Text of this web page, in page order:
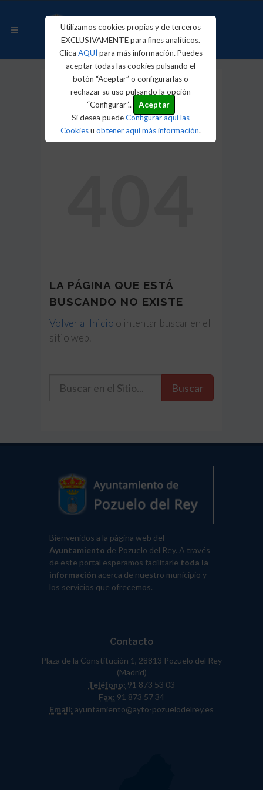
Utilizamos cookies propias y de terceros
EXCLUSIVAMENTE para fines analíticos.
Clica AQUÍ para más información. Puedes
aceptar todas las cookies pulsando el
botón “Aceptar” o configurarlas o
rechazar su uso pulsando la opción
“Configurar”..
Aceptar
Si desea puedeConfigurar aquí las
Cookiesuobtener aquí más información.
Ooopps.! Ha ocurrido un
error.
LA PÁGINA QUE ESTÁ
BUSCANDO NO EXISTE
Volver al Inicio o intentar buscar en el
sitio web.
Buscar
Bienvenidos a la página web del
Ayuntamiento de Pozuelo del Rey. A través
de este portal esperamos facilitarle toda la
información acerca de nuestro municipio y
los servicios que ofrecemos.
Contacto
Plaza de la Constitución 1, 28813 Pozuelo del Rey
(Madrid)
Teléfono: 91 873 53 03
Fax: 91 873 57 34
Email: ayuntamiento@ayto-pozuelodelrey.es